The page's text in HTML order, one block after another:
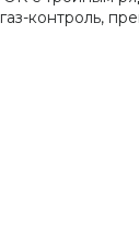
контроль,